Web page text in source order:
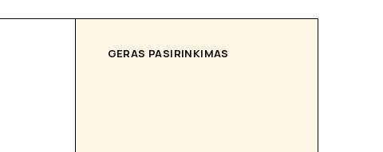
GERAS PASIRINKIMAS